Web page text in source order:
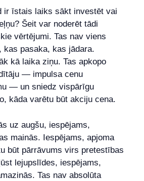
ir īstais laiks sākt investēt vai
Šeit var noderēt tādi
vērtējumi. Tas nav viens
kas pasaka, kas jādara.
kā laika ziņu. Tas apkopo
— impulsa cenu
— un sniedz vispārīgu
kāda varētu būt akciju cena.
uz augšu, iespējams,
mainās. Iespējams, apjoma
būt pārrāvums virs pretestības
lejupslīdes, iespējams,
Tas nav absolūta